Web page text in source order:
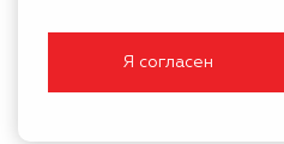
публичной афертой
© 1999 - 2026 ГК
Я согласен